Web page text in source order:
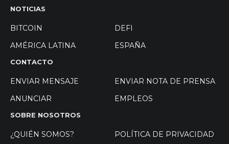
NOTICIAS
BITCOIN
DEFI
AMÉRICA LATINA
ESPAÑA
CONTACTO
ENVIAR MENSAJE
ENVIAR NOTA DE PRENSA
ANUNCIAR
EMPLEOS
SOBRE NOSOTROS
¿QUIÉN SOMOS?
POLÍTICA DE PRIVACIDAD